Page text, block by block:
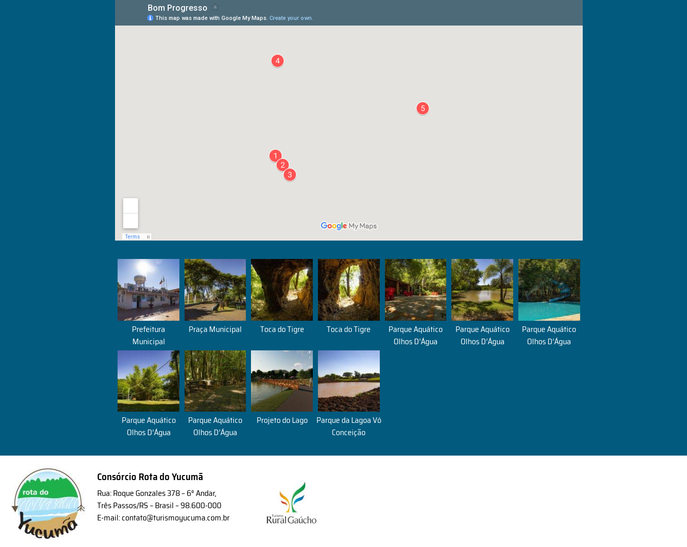
Prefeitura
Municipal
Praça Municipal Toca do Tigre Toca do Tigre
Parque Aquático
Olhos D’Água
Parque Aquático
Olhos D’Água
Parque Aquático
Olhos D’Água
Parque Aquático
Olhos D’Água
Parque Aquático
Olhos D’Água
Projeto do Lago
Parque da Lagoa Vó
Conceição
Consórcio Rota do Yucumã
Rua: Roque Gonzales 378 – 6° Andar,
Três Passos/RS – Brasil – 98.600-000
E-mail: contato@turismoyucuma.com.br